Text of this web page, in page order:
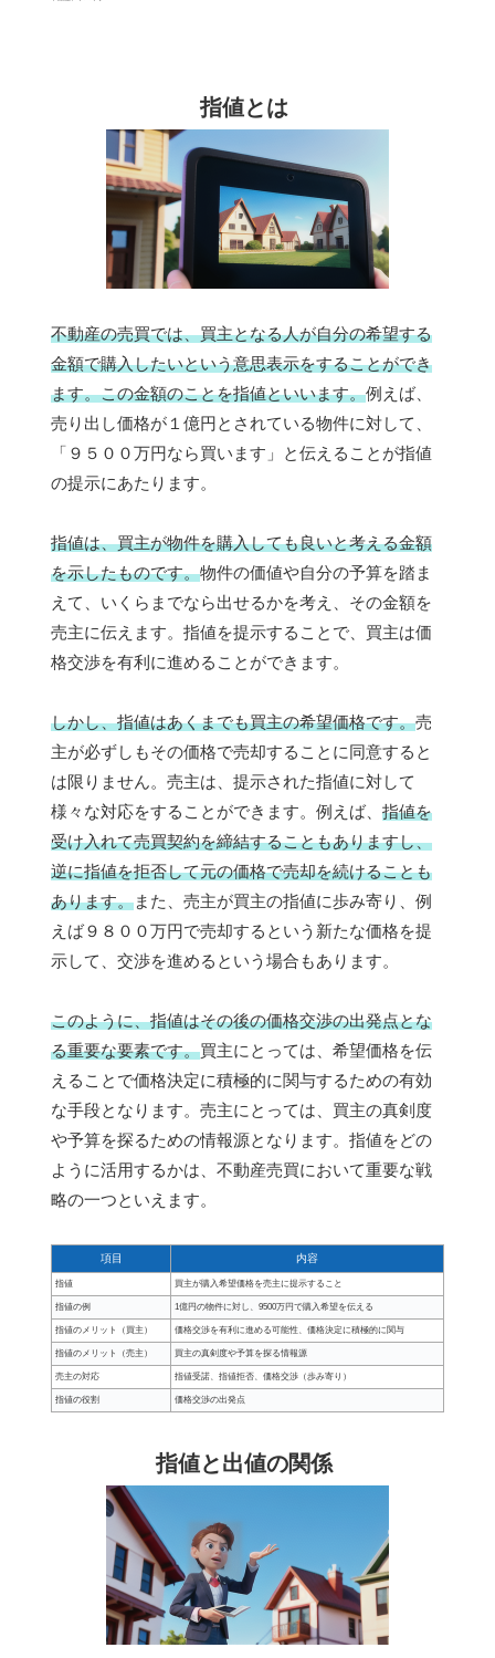
指値とは
不動産の売買では、買主となる人が自分の希望する
金額で購入したいという意思表示をすることができ
ます。この金額のことを指値といいます。例えば、
売り出し価格が１億円とされている物件に対して、
「９５００万円なら買います」と伝えることが指値
の提示にあたります。
指値は、買主が物件を購入しても良いと考える金額
を示したものです。物件の価値や自分の予算を踏ま
えて、いくらまでなら出せるかを考え、その金額を
売主に伝えます。指値を提示することで、買主は価
格交渉を有利に進めることができます。
しかし、指値はあくまでも買主の希望価格です。売
主が必ずしもその価格で売却することに同意すると
は限りません。売主は、提示された指値に対して
様々な対応をすることができます。例えば、 指値を
受け入れて売買契約を締結することもありますし、
逆に指値を拒否して元の価格で売却を続けることも
あります。また、売主が買主の指値に歩み寄り、例
えば９８００万円で売却するという新たな価格を提
示して、交渉を進めるという場合もあります。
このように、指値はその後の価格交渉の出発点とな
る重要な要素です。買主にとっては、希望価格を伝
えることで価格決定に積極的に関与するための有効
な手段となります。売主にとっては、買主の真剣度
や予算を探るための情報源となります。指値をどの
ように活用するかは、不動産売買において重要な戦
略の一つといえます。
項目 内容
指値 買主が購入希望価格を売主に提示すること
指値の例 1億円の物件に対し、9500万円で購入希望を伝える
指値のメリット（買主） 価格交渉を有利に進める可能性、価格決定に積極的に関与
指値のメリット（売主） 買主の真剣度や予算を探る情報源
売主の対応 指値受諾、指値拒否、価格交渉（歩み寄り）
指値の役割 価格交渉の出発点
指値と出値の関係